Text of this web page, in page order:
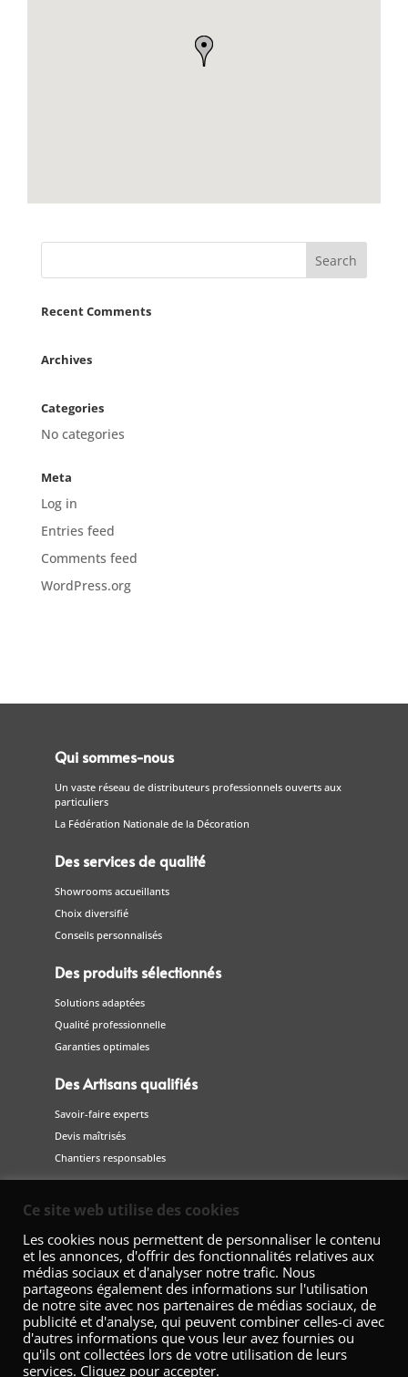
Recent Comments
Archives
Categories
No categories
Meta
Log in
Entries feed
Comments feed
WordPress.org
Qui sommes-nous
Un vaste réseau de distributeurs professionnels ouverts aux
particuliers
La Fédération Nationale de la Décoration
Des services de qualité
Showrooms accueillants
Choix diversifié
Conseils personnalisés
Des produits sélectionnés
Solutions adaptées
Qualité professionnelle
Garanties optimales
Des Artisans qualifiés
Savoir-faire experts
Devis maîtrisés
Chantiers responsables
Fédération Nationale de la Décoration – 42 Avenue Marceau 75008
Ce site web utilise des cookies
Les cookies nous permettent de personnaliser le contenu
et les annonces, d'offrir des fonctionnalités relatives aux
médias sociaux et d'analyser notre trafic. Nous
partageons également des informations sur l'utilisation
de notre site avec nos partenaires de médias sociaux, de
publicité et d'analyse, qui peuvent combiner celles-ci avec
d'autres informations que vous leur avez fournies ou
qu'ils ont collectées lors de votre utilisation de leurs
services. Cliquez pour accepter.